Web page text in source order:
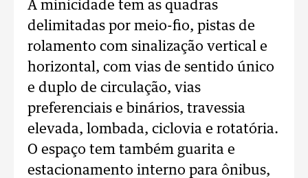
A minicidade tem as quadras
delimitadas por meio-fio, pistas de
rolamento com sinalização vertical e
horizontal, com vias de sentido único
e duplo de circulação, vias
preferenciais e binários, travessia
elevada, lombada, ciclovia e rotatória.
O espaço tem também guarita e
estacionamento interno para ônibus,